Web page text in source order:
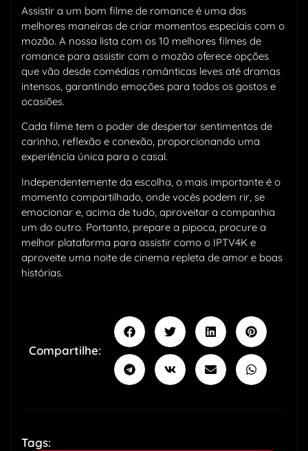
Assistir a um bom filme de romance é uma das
melhores maneiras de criar momentos especiais com o
mozão. A nossa lista com os 10 melhores filmes de
romance para assistir com o mozão oferece opções
que vão desde comédias românticas leves até dramas
intensos, garantindo emoções para todos os gostos e
ocasiões.
Cada filme tem o poder de despertar sentimentos de
carinho, reflexão e conexão, proporcionando uma
experiência única para o casal.
Independentemente da escolha, o mais importante é o
momento compartilhado, onde vocês podem rir, se
emocionar e, acima de tudo, aproveitar a companhia
um do outro. Portanto, prepare a pipoca, procure a
melhor plataforma para assistir como o IPTV4K e
aproveite uma noite de cinema repleta de amor e boas
histórias.
Compartilhe:
Tags: